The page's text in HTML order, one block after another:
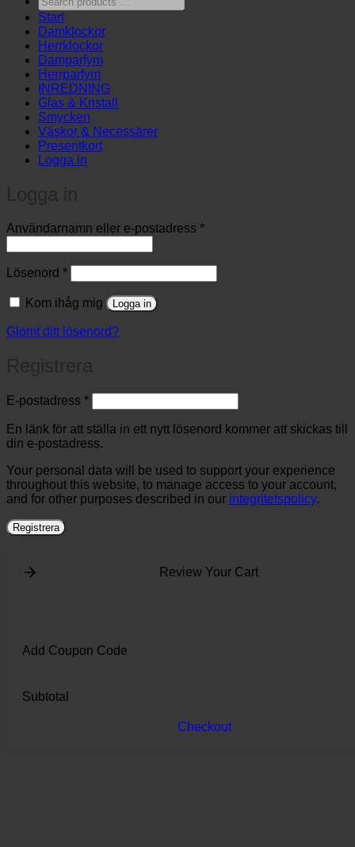
products
…
Start
Damklockor
Herrklockor
Damparfym
Herrparfym
INREDNING
Glas & Kristall
Smycken
Väskor & Necessärer
Presentkort
Logga in
Användarnamn eller e-postadress *Obligatoriskt
Lösenord *Obligatoriskt
Kom ihåg mig Logga in
Glömt ditt lösenord?
E-postadress *Obligatoriskt
En länk för att ställa in ett nytt lösenord kommer att skickas till
din e-postadress.
Your personal data will be used to support your experience
throughout this website, to manage access to your account,
and for other purposes described in our integritetspolicy.
Registrera
Review Your Cart
Add Coupon Code
Subtotal
Checkout